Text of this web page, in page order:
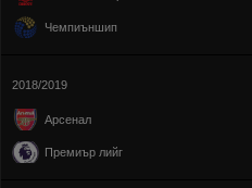
Чемпиъншип
2018/2019
Арсенал
Премиър лийг